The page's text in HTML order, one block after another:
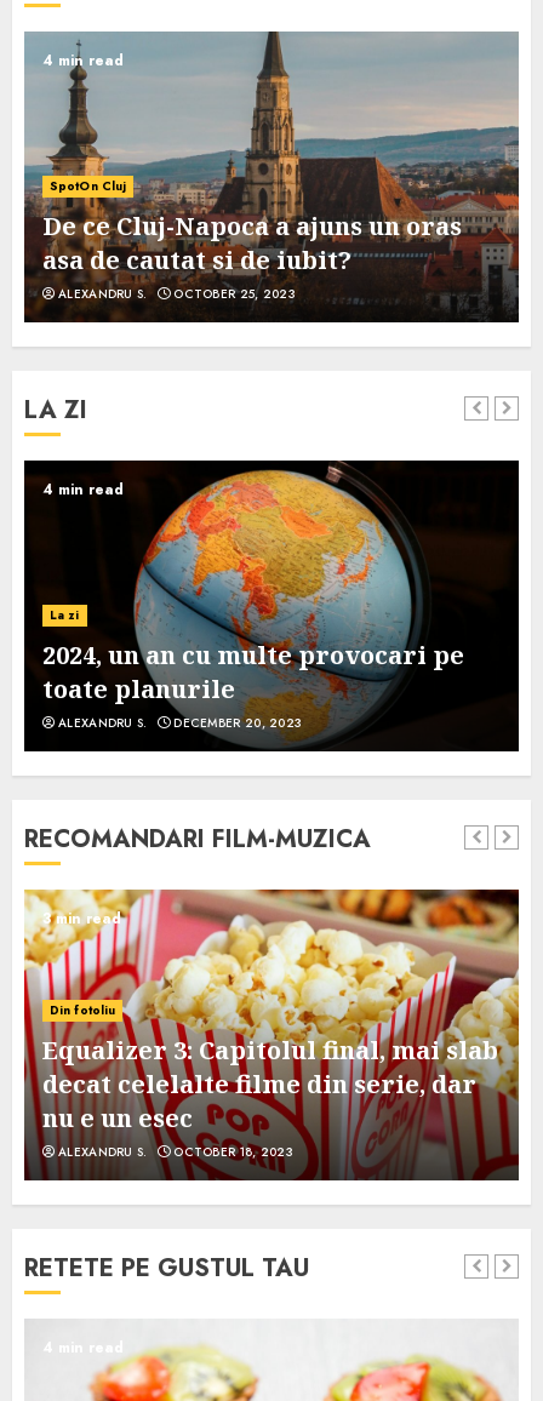
4 min read
SpotOn Cluj
De ce Cluj-Napoca a ajuns un oras
asa de cautat si de iubit?
ALEXANDRU S. OCTOBER 25, 2023
LA ZI
4 min read
La zi
2024, un an cu multe provocari pe
toate planurile
ALEXANDRU S. DECEMBER 20, 2023
RECOMANDARI FILM-MUZICA
3 min read
Din fotoliu
Equalizer 3: Capitolul final, mai slab
decat celelalte filme din serie, dar
nu e un esec
ALEXANDRU S. OCTOBER 18, 2023
RETETE PE GUSTUL TAU
4 min read